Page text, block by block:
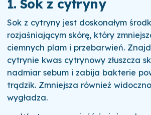
1. Sok z cytryny
Sok z cytryny jest doskonałym
rozjaśniającym skórę, który
ciemnych plam i przebarwień.
cytrynie kwas cytrynowy złuszcza
nadmiar sebum i zabija bakterie
trądzik. Zmniejsza również
wygładza.